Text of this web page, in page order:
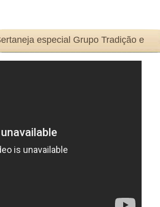
especial Grupo Tradição e